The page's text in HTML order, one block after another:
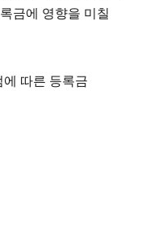
금에 영향을 미칠
따른 등록금